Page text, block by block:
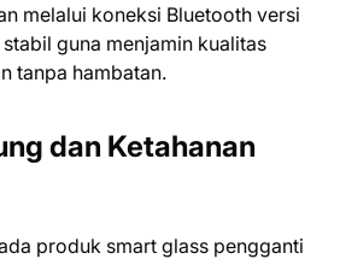
melalui koneksi Bluetooth versi
guna menjamin kualitas
tanpa hambatan.
dan Ketahanan
produk smart glass pengganti